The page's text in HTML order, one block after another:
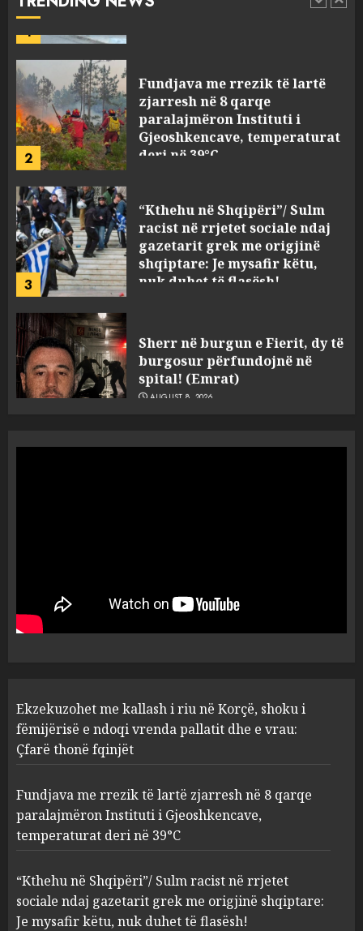
1 AUGUST 8, 2026
2
zjarresh në 8 qarqe
paralajmëron Instituti i
Gjeoshkencave, temperaturat
deri në 39°C
AUGUST 8, 2026
3
racist në rrjetet sociale ndaj
gazetarit grek me origjinë
shqiptare: Je mysafir këtu,
nuk duhet të flasësh!
AUGUST 8, 2026
4
burgosur përfundojnë në
spital! (Emrat)
AUGUST 8, 2026
1
ndoqi vrenda pallatit dhe e
vrau: Çfarë thonë fqinjët
AUGUST 8, 2026
2
zjarresh në 8 qarqe
paralajmëron Instituti i
deri në 39°C
“Kthehu në Shqipëri”/ Sulm
racist në rrjetet sociale ndaj
gazetarit grek me origjinë
shqiptare: Je mysafir këtu,
nuk duhet të flasësh!
AUGUST 8, 2026
Ekzekuzohet me kallash i riu në Korçë, shoku i
fëmijërisë e ndoqi vrenda pallatit dhe e vrau:
Çfarë thonë fqinjët
Fundjava me rrezik të lartë zjarresh në 8 qarqe
paralajmëron Instituti i Gjeoshkencave,
temperaturat deri në 39°C
“Kthehu në Shqipëri”/ Sulm racist në rrjetet
sociale ndaj gazetarit grek me origjinë shqiptare:
Je mysafir këtu, nuk duhet të flasësh!